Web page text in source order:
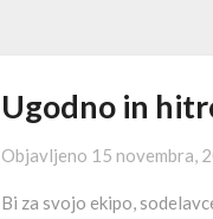
Ugodno in
Objavljeno 15 novembra,
Bi za svojo ekipo,